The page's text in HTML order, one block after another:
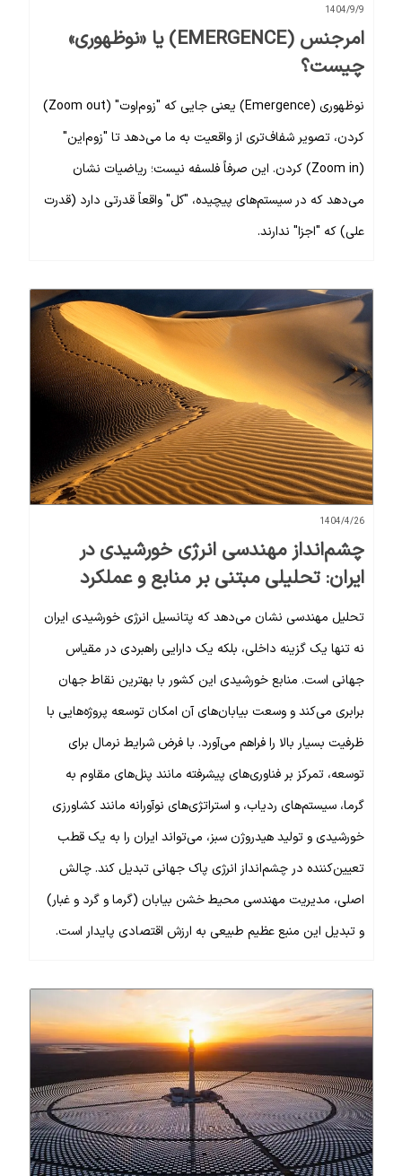
1404/9/9
امرجنس (EMERGENCE) یا «نوظهوری»
چیست؟
نوظهوری (Emergence) یعنی جایی که "زوم‌اوت" (Zoom out)
کردن، تصویر شفاف‌تری از واقعیت به ما می‌دهد تا "زوم‌این"
(Zoom in) کردن. این صرفاً فلسفه نیست؛ ریاضیات نشان
می‌دهد که در سیستم‌های پیچیده، "کل" واقعاً قدرتی دارد (قدرت
علی) که "اجزا" ندارند.
1404/4/26
چشم‌انداز مهندسی انرژی خورشیدی در
ایران: تحلیلی مبتنی بر منابع و عملکرد
تحلیل مهندسی نشان می‌دهد که پتانسیل انرژی خورشیدی ایران
نه تنها یک گزینه داخلی، بلکه یک دارایی راهبردی در مقیاس
جهانی است. منابع خورشیدی این کشور با بهترین نقاط جهان
برابری می‌کند و وسعت بیابان‌های آن امکان توسعه پروژه‌هایی با
ظرفیت بسیار بالا را فراهم می‌آورد. با فرض شرایط نرمال برای
توسعه، تمرکز بر فناوری‌های پیشرفته مانند پنل‌های مقاوم به
گرما، سیستم‌های ردیاب، و استراتژی‌های نوآورانه مانند کشاورزی
خورشیدی و تولید هیدروژن سبز، می‌تواند ایران را به یک قطب
تعیین‌کننده در چشم‌انداز انرژی پاک جهانی تبدیل کند. چالش
اصلی، مدیریت مهندسی محیط خشن بیابان (گرما و گرد و غبار)
و تبدیل این منبع عظیم طبیعی به ارزش اقتصادی پایدار است.